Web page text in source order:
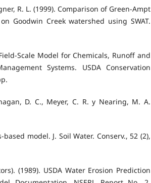
R. L. (1999). Comparison of Green-Ampt
Goodwin Creek watershed using SWAT.
Scale Model for Chemicals, Runoff and
Systems. USDA Conservation
D. C., Meyer, C. R. y Nearing, M. A.
model. J. Soil Water. Conserv., 52 (2),
(1989). USDA Water Erosion Prediction